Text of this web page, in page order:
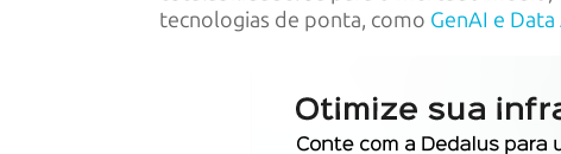
tecnologias de ponta, como GenAI e